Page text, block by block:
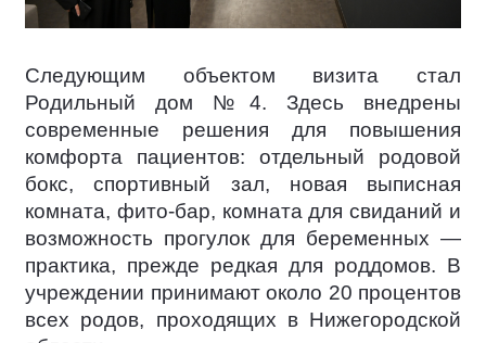
Следующим объектом визита стал
Родильный дом №4. Здесь внедрены
современные решения для повышения
комфорта пациентов: отдельный родовой
бокс, спортивный зал, новая выписная
комната, фито-бар, комната для свиданий и
возможность прогулок для беременных —
практика, прежде редкая для роддомов. В
учреждении принимают около 20 процентов
всех родов, проходящих в Нижегородской